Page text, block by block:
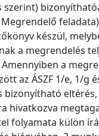
szerint)
készül,
a megrendelés
a
az ÁSZF 1/e, 1/g
bizonyítható
hivatkozva
folyamata külön